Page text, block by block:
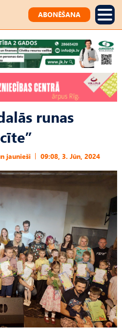
ABONĒŠANA
runas
jaunieši 09:08, 3. Jūn, 2024